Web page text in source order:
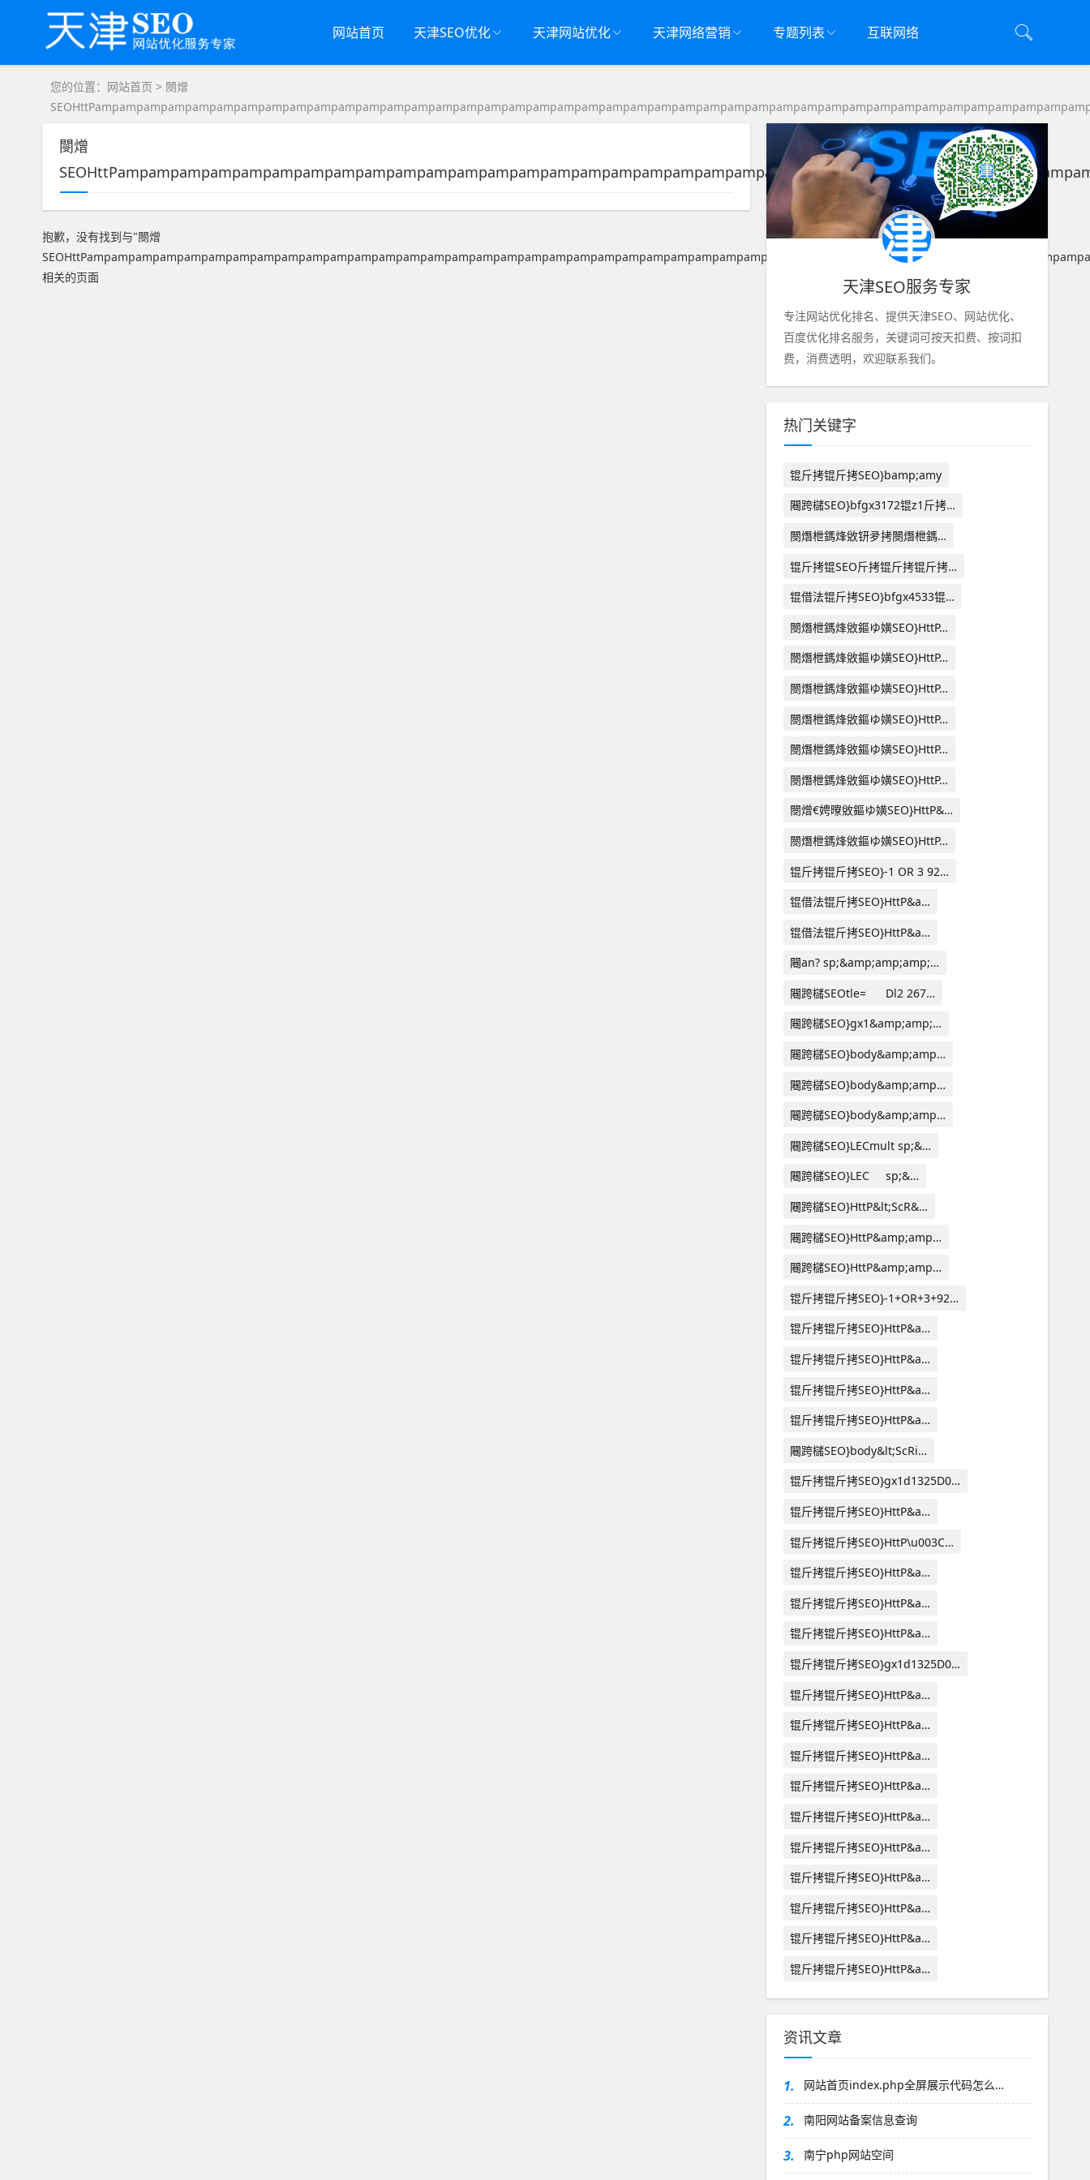
网站首页 天津SEO优化 天津网站优化 天津网络营销 专题列表 互联网络
您的位置： 网站首页 > 閿熷
閿熷
抱歉，没有找到与"閿熷
相关的页面
天津SEO服务专家
专注网站优化排名、提供天津SEO、网站优化、
百度优化排名服务，关键词可按天扣费、按词扣
费，消费透明，欢迎联系我们。
热门关键字
锟斤拷锟斤拷SEO}bamp;amy
闀跨櫧SEO}bfgx3172锟z1斤拷…
閿熸枻鎷烽敓钘夛拷閿熸枻鎷…
锟斤拷锟SEO斤拷锟斤拷锟斤拷…
锟借法锟斤拷SEO}bfgx4533锟…
閿熸枻鎷烽敓鏂ゆ嫹SEO}HttP…
閿熸枻鎷烽敓鏂ゆ嫹SEO}HttP…
閿熸枻鎷烽敓鏂ゆ嫹SEO}HttP…
閿熸枻鎷烽敓鏂ゆ嫹SEO}HttP…
閿熸枻鎷烽敓鏂ゆ嫹SEO}HttP…
閿熸枻鎷烽敓鏂ゆ嫹SEO}HttP…
閿熷€娉曢敓鏂ゆ嫹SEO}HttP&…
閿熸枻鎷烽敓鏂ゆ嫹SEO}HttP…
锟斤拷锟斤拷SEO}-1 OR 3 92…
锟借法锟斤拷SEO}HttP&a…
锟借法锟斤拷SEO}HttP&a…
闀an? sp;&amp;amp;amp;…
闀跨櫧SEOtle= Dl2 267…
闀跨櫧SEO}gx1&amp;amp;…
闀跨櫧SEO}body&amp;amp…
闀跨櫧SEO}body&amp;amp…
闀跨櫧SEO}body&amp;amp…
闀跨櫧SEO}LECmult sp;&…
闀跨櫧SEO}LEC sp;&…
闀跨櫧SEO}HttP&lt;ScR&…
闀跨櫧SEO}HttP&amp;amp…
闀跨櫧SEO}HttP&amp;amp…
锟斤拷锟斤拷SEO}-1+OR+3+92…
锟斤拷锟斤拷SEO}HttP&a…
锟斤拷锟斤拷SEO}HttP&a…
锟斤拷锟斤拷SEO}HttP&a…
锟斤拷锟斤拷SEO}HttP&a…
闀跨櫧SEO}body&lt;ScRi…
锟斤拷锟斤拷SEO}gx1d1325D0…
锟斤拷锟斤拷SEO}HttP&a…
锟斤拷锟斤拷SEO}HttP\u003C…
锟斤拷锟斤拷SEO}HttP&a…
锟斤拷锟斤拷SEO}HttP&a…
锟斤拷锟斤拷SEO}HttP&a…
锟斤拷锟斤拷SEO}gx1d1325D0…
锟斤拷锟斤拷SEO}HttP&a…
锟斤拷锟斤拷SEO}HttP&a…
锟斤拷锟斤拷SEO}HttP&a…
锟斤拷锟斤拷SEO}HttP&a…
锟斤拷锟斤拷SEO}HttP&a…
锟斤拷锟斤拷SEO}HttP&a…
锟斤拷锟斤拷SEO}HttP&a…
锟斤拷锟斤拷SEO}HttP&a…
锟斤拷锟斤拷SEO}HttP&a…
锟斤拷锟斤拷SEO}HttP&a…
资讯文章
1. 网站首页index.php全屏展示代码怎么…
2. 南阳网站备案信息查询
3. 南宁php网站空间